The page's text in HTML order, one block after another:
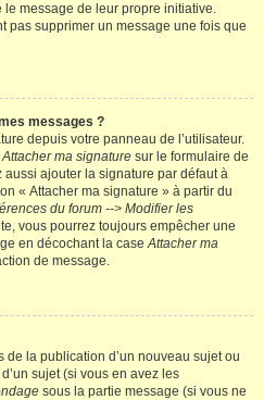
le message de leur propre initiative.
pas supprimer un message une fois que
messages ?
depuis votre panneau de l’utilisateur.
Attacher ma signature sur le formulaire de
ajouter la signature par défaut à
« Attacher ma signature » à partir du
du forum --> Modifier les
vous pourrez toujours empêcher une
en décochant la caseAttacher ma
de message.
de la publication d’un nouveau sujet ou
sujet (si vous en avez les
sous la partie message (si vous ne